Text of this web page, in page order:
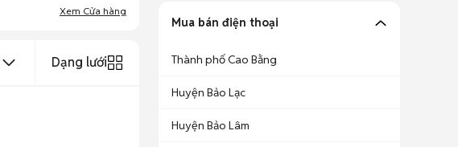
Xem Cửa hàng
Dạng lưới
Mua bán điện thoại
Thành phố Cao Bằng
Huyện Bảo Lạc
Huyện Bảo Lâm